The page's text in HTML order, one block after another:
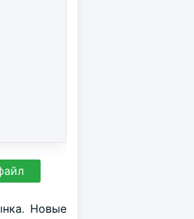
Новые